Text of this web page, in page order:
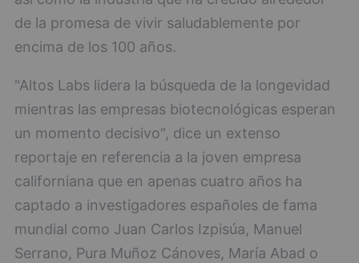
de la promesa de vivir saludablemente por
encima de los 100 años.
"Altos Labs lidera la búsqueda de la longevidad
mientras las empresas biotecnológicas esperan
un momento decisivo", dice un extenso
reportaje en referencia a la joven empresa
californiana que en apenas cuatro años ha
captado a investigadores españoles de fama
mundial como Juan Carlos Izpisúa, Manuel
Serrano, Pura Muñoz Cánoves, María Abad o